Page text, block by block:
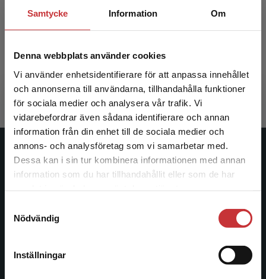
Samtycke Information Om
Denna webbplats använder cookies
Vi använder enhetsidentifierare för att anpassa innehållet
och annonserna till användarna, tillhandahålla funktioner
för sociala medier och analysera vår trafik. Vi
vidarebefordrar även sådana identifierare och annan
information från din enhet till de sociala medier och
annons- och analysföretag som vi samarbetar med.
Dessa kan i sin tur kombinera informationen med annan
information som du har tillhandahållit eller som de har
Nödvändig
Inställningar
Begränsad fraktregion
Det verkar som att du besöker
studentlitteratur.se via en enhet utanför Sverige.
Vi erbjuder inte leveranser utanför Sverige. För
att kunna slutföra ett köp måste
Perspektiv på barnkonventionen
Ponnert, L - Sonander, A (red.)
370 krinkl. moms
Exkl. moms: 349 kr
Studentlitteratur
facklitteratur, utbildningar och digitala
informationstjänster i utbudet, finns Studentlitteratur med